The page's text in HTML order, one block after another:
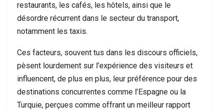
restaurants, les cafés, les hôtels, ainsi que le
désordre récurrent dans le secteur du transport,
notamment les taxis.
Ces facteurs, souvent tus dans les discours officiels,
pèsent lourdement sur l’expérience des visiteurs et
influencent, de plus en plus, leur préférence pour des
destinations concurrentes comme l’Espagne ou la
Turquie, perçues comme offrant un meilleur rapport